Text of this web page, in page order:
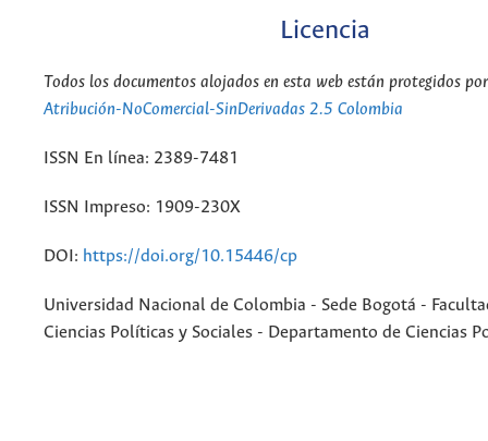
Licencia
Todos los documentos alojados en esta web están protegidos
Atribución-NoComercial-SinDerivadas 2.5 Colombia
ISSN En línea: 2389-7481
ISSN Impreso: 1909-230X
DOI: https://doi.org/10.15446/cp
Universidad Nacional de Colombia - Sede Bogotá -
Ciencias Políticas y Sociales - Departamento de Ciencias